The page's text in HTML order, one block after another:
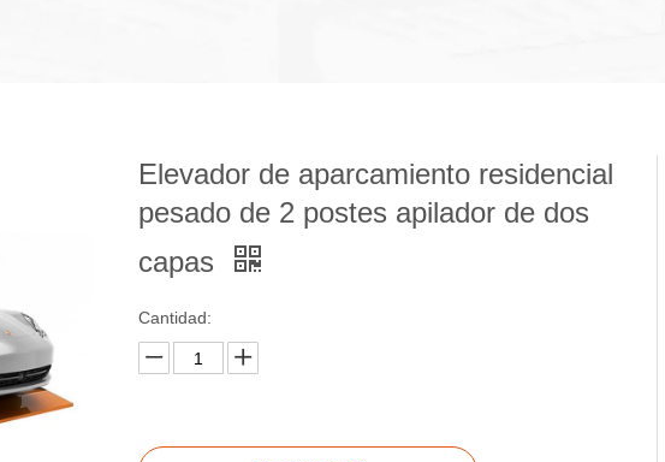
Elevador de aparcamiento residencial
pesado de 2 postes apilador de dos
capas
Cantidad: